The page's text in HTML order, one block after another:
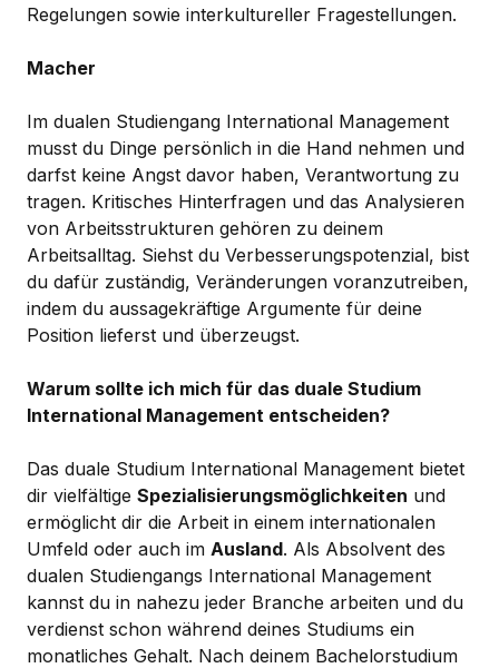
Regelungen sowie interkultureller Fragestellungen.
Macher
Im dualen Studiengang International Management
musst du Dinge persönlich in die Hand nehmen und
darfst keine Angst davor haben, Verantwortung zu
tragen. Kritisches Hinterfragen und das Analysieren
von Arbeitsstrukturen gehören zu deinem
Arbeitsalltag. Siehst du Verbesserungspotenzial, bist
du dafür zuständig, Veränderungen voranzutreiben,
indem du aussagekräftige Argumente für deine
Position lieferst und überzeugst.
Warum sollte ich mich für das duale Studium
International Management entscheiden?
Das duale Studium International Management bietet
dir vielfältige Spezialisierungsmöglichkeiten und
ermöglicht dir die Arbeit in einem internationalen
Umfeld oder auch im Ausland. Als Absolvent des
dualen Studiengangs International Management
kannst du in nahezu jeder Branche arbeiten und du
verdienst schon während deines Studiums ein
monatliches Gehalt. Nach deinem Bachelorstudium